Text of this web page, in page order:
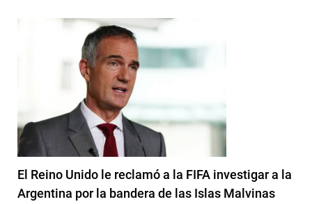
El Reino Unido le reclamó a la FIFA investigar a la
Argentina por la bandera de las Islas Malvinas